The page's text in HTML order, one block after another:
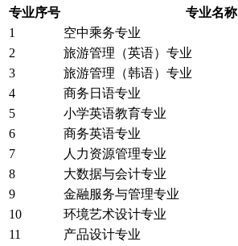
专业序号
专业名称
1
空中乘务专业
2
旅游管理（英语）专业
3
旅游管理（韩语）专业
4
商务日语专业
5
小学英语教育专业
6
商务英语专业
7
人力资源管理专业
8
大数据与会计专业
9
金融服务与管理专业
10
环境艺术设计专业
11
产品设计专业